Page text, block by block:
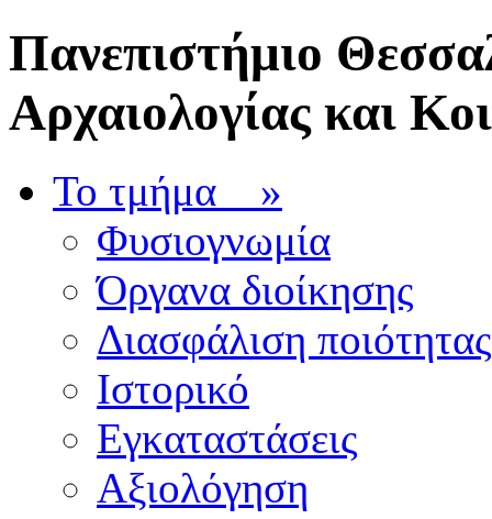
Πανεπιστήμιο
Αρχαιολογίας και
Το τμήμα »
Φυσιογνωμία
Όργανα διοίκησης
Διασφάλιση ποιότητας
Ιστορικό
Εγκαταστάσεις
Αξιολόγηση